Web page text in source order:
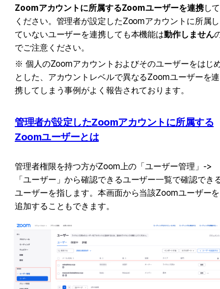
Zoomアカウントに所属するZoomユーザーを連携して
ください。管理者が設定したZoomアカウントに所属し
ていないユーザーを連携しても本機能は動作しません
でご注意ください。
※ 個人のZoomアカウントおよびそのユーザーをはじ
とした、アカウントレベルで異なるZoomユーザーを連
携してしまう事例がよく報告されております。
管理者が設定したZoomアカウントに所属する
Zoomユーザーとは
管理者権限を持つ方がZoom上の「ユーザー管理」->
「ユーザー」から確認できるユーザー一覧で確認でき
ユーザーを指します。本画面から当該Zoomユーザーを
追加することもできます。